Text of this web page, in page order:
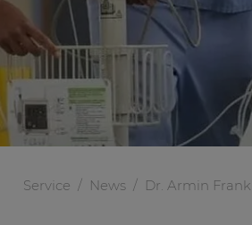
Service News Dr. Armin